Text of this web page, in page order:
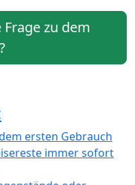
zu dem
ersten Gebrauch
immer sofort